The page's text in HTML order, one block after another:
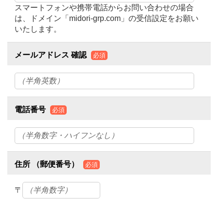
スマートフォンや携帯電話からお問い合わせの場合
は、ドメイン「midori-grp.com」の受信設定をお願い
いたします。
メールアドレス 確認 必須
電話番号 必須
住所 （郵便番号） 必須
〒